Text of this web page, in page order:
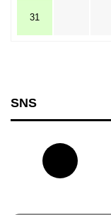
31
SNS